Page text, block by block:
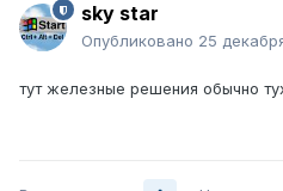
sky star
Опубликовано 25
тут железные решения обычно